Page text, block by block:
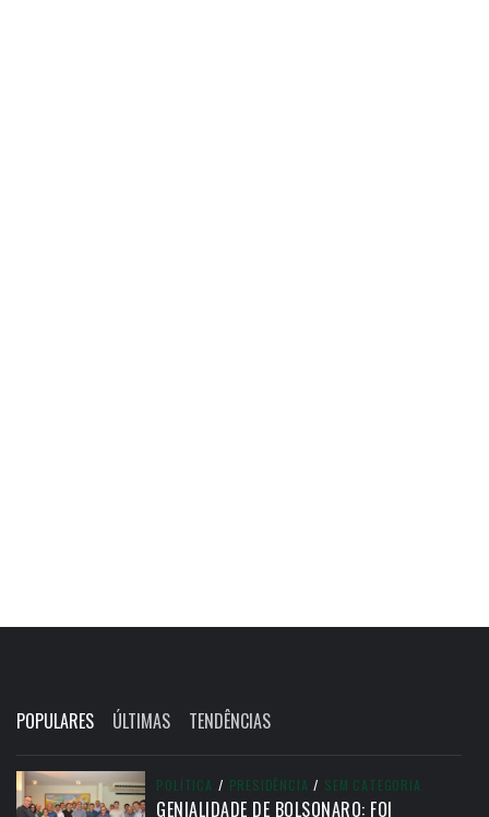
POPULARES ÚLTIMAS TENDÊNCIAS
POLÍTICA / PRESIDÊNCIA / SEM CATEGORIA
GENIALIDADE DE BOLSONARO: FOI